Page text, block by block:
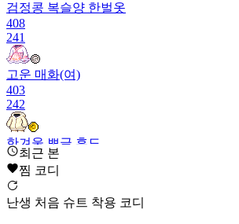
검정콩 복슬양 한벌옷
408
241
고운 매화(여)
403
242
한겨울 뽀글 후드
402
243
차원 감시자(남)
최근 본
찜 코디
난생 처음 슈트 착용 코디